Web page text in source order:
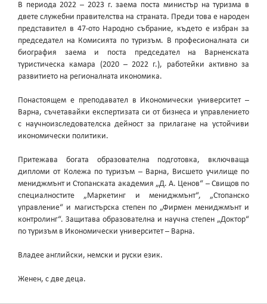
В периода 2022 – 2023 г. заема поста министър на туризма в
двете служебни правителства на страната. Преди това е народен
представител в 47-ото Народно събрание, където е избран за
председател на Комисията по туризъм. В професионалната си
биография заема и поста председател на Варненската
туристическа камара (2020 – 2022 г.), работейки активно за
развитието на регионалната икономика.
Понастоящем е преподавател в Икономически университет –
Варна, съчетавайки експертизата си от бизнеса и управлението
с научноизследователска дейност за прилагане на устойчиви
икономически политики.
Притежава богата образователна подготовка, включваща
дипломи от Колежа по туризъм – Варна, Висшето училище по
мениджмънт и Стопанската академия „Д. А. Ценов“ – Свищов по
специалностите „Маркетинг и мениджмънт“, „Стопанско
управление“ и магистърска степен по „Фирмен мениджмънт и
контролинг“. Защитава образователна и научна степен „Доктор“
по туризъм в Икономически университет – Варна.
Владее английски, немски и руски език.
Женен, с две деца.